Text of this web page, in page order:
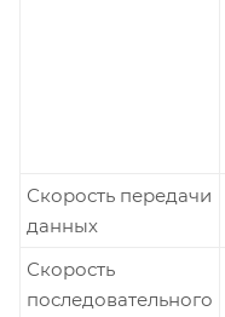
Скорость передачи
данных
Скорость
последовательного